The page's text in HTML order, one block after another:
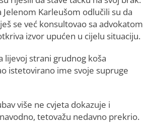
Jelenom Karleušom odlučili su da
se već konsultovao sa advokatom
izvor upućen u cijelu situaciju.
lijevoj strani grudnog koša
istetovirano ime svoje supruge
više ne cvjeta dokazuje i
tetovažu nedavno prekrio.